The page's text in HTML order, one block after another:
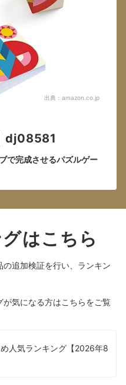
出典： amazon.co.jp
dj08581
で完成させるパズルゲー
はこちら
追加検証を行い、ランキン
気になる方はこちらをご覧
人気ランキング【2026年8